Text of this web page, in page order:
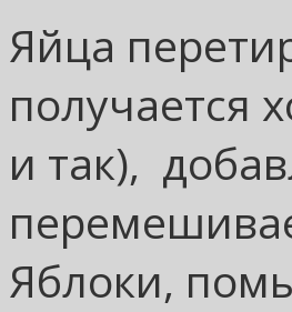
Яйца
получается
и так),
Яблоки,